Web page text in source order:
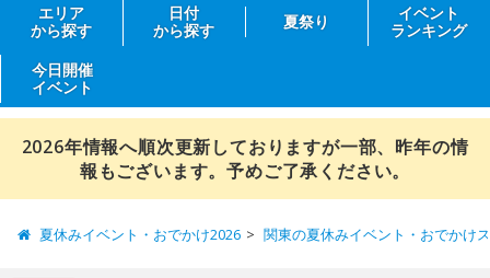
エリア
から探す
日付
から探す
夏祭り
イベント
ランキング
今日開催
イベント
2026年情報へ順次更新しておりますが一部、昨年の情
報もございます。予めご了承ください。
夏休みイベント・おでかけ2026 関東の夏休みイベント・おでかけ